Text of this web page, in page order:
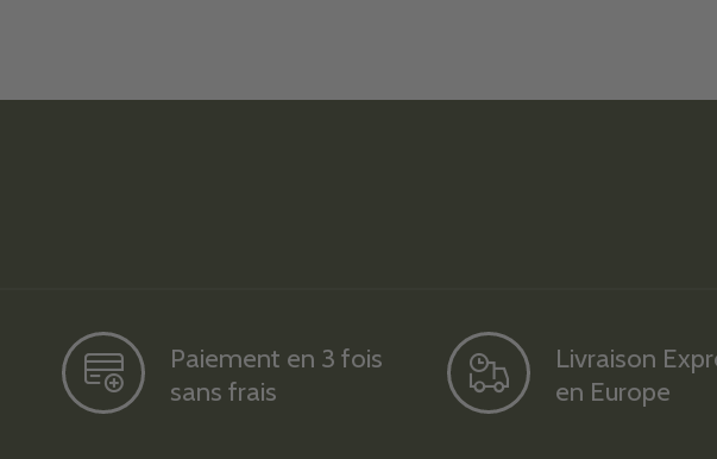
Paiement en 3 fois
sans frais
Livraison
en Europe